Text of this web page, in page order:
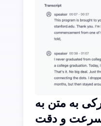
متن در دسترس است
به متن به
و دقت